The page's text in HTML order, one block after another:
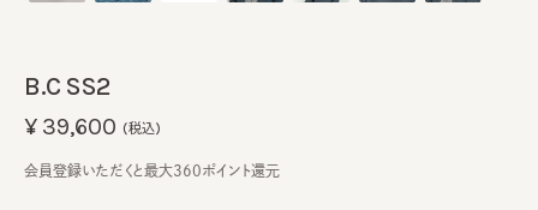
B.C SS2
¥39,600 (税込)
会員登録いただくと最大360ポイント還元